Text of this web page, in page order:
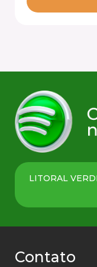
LITORAL
Contato